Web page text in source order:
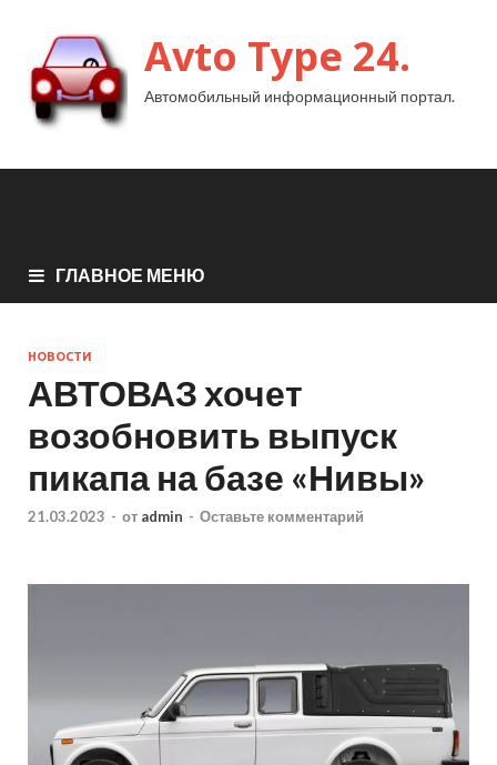
Avto Type 24.
Автомобильный информационный портал.
ГЛАВНОЕ МЕНЮ
НОВОСТИ
АВТОВАЗ хочет
возобновить выпуск
пикапа на базе «Нивы»
21.03.2023 - от admin - Оставьте комментарий